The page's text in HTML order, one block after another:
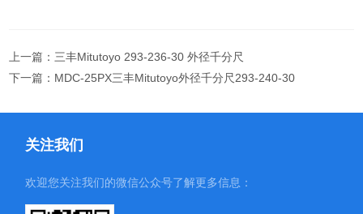
上一篇：三丰Mitutoyo 293-236-30 外径千分尺
下一篇： MDC-25PX三丰Mitutoyo外径千分尺293-240-30
关注我们
欢迎您关注我们的微信公众号了解更多信息：